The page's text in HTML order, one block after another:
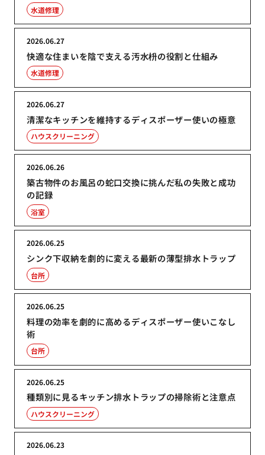
水道修理
快適な住まいを陰で支える汚水枡の役割と仕組み
2026.06.27
水道修理
清潔なキッチンを維持するディスポーザー使いの極意
2026.06.27
ハウスクリーニング
築古物件のお風呂の蛇口交換に挑んだ私の失敗と成功
の記録
2026.06.26
浴室
シンク下収納を劇的に変える最新の薄型排水トラップ
2026.06.25
台所
料理の効率を劇的に高めるディスポーザー使いこなし
術
2026.06.25
台所
種類別に見るキッチン排水トラップの掃除術と注意点
2026.06.25
ハウスクリーニング
2026.06.23